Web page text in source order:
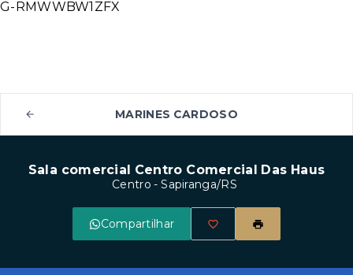
G-RMWWBW1ZFX
MARINES CARDOSO
Sala comercial Centro Comercial Das Haus
Centro - Sapiranga/RS
Compartilhar